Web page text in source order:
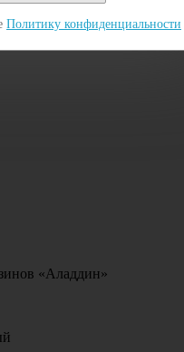
«Аладдин»
Политику конфиденциальности